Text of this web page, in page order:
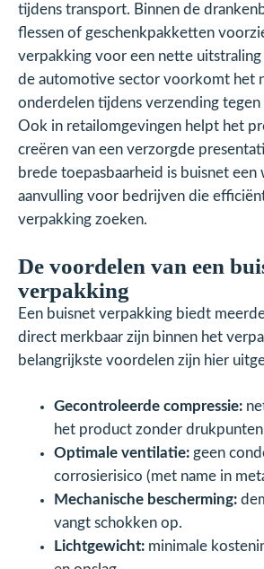
tijdens transport. Binnen de
flessen of geschenkpakketten
verpakking voor een nette uitstraling
de automotive sector voorkomt het
onderdelen tijdens verzending tegen
Ook in retailomgevingen helpt het
creëren van een verzorgde
brede toepasbaarheid is buisnet een
aanvulling voor bedrijven die
verpakking zoeken.
De voordelen van een
verpakking
Een buisnet verpakking biedt
direct merkbaar zijn binnen het
belangrijkste voordelen zijn hier
Gecontroleerde compressie:
het product zonder
Optimale ventilatie: geen
corrosierisico (met name in
Mechanische bescherming:
vangt schokken op.
Lichtgewicht: minimale